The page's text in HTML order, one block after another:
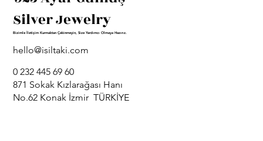
Silver Jewelry
Bizimle İletişim Kurmaktan Çekinmeyin, Size Yardımcı Olmaya Hazırız.
hello@isiltaki.com
0 232 445 69 60
871 Sokak Kızlarağası Hanı
No.62 Konak İzmir TÜRKİYE